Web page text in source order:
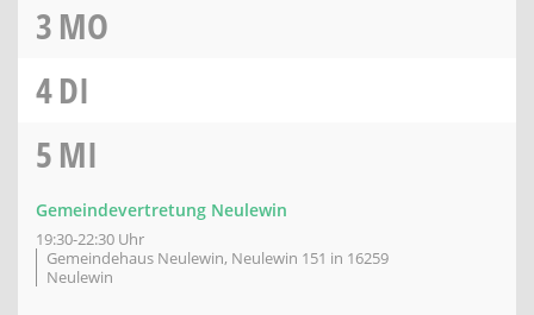
3MO
4DI
5MI
Gemeindevertretung Neulewin
19:30-22:30 Uhr
Gemeindehaus Neulewin, Neulewin 151 in 16259
Neulewin